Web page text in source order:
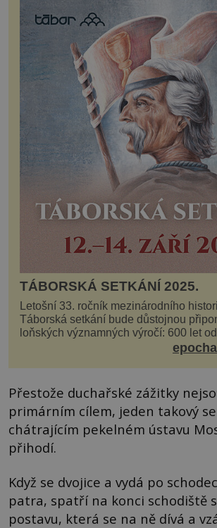
TÁBORSKÁ SETKÁNÍ 2025.
Letošní 33. ročník mezinárodního
Táborská setkání bude důstojnou
loňských významných výročí: 600 let
poli neporaženého hejtmana Jana
Přestože duchařské zážitky
primárním cílem, jeden takový
chátrajícím pekelném ústavu
přihodí.
Když se dvojice a vydá po
patra, spatří na konci schodiště
postavu, která se na ně dívá a